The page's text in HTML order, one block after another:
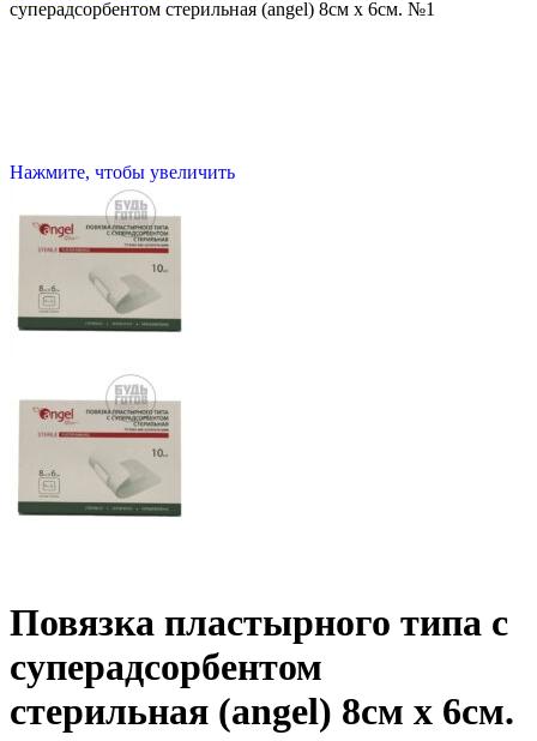
суперадсорбентом стерильная (angel) 8см х 6см. №1
Нажмите, чтобы увеличить
Повязка пластырного типа с
суперадсорбентом
стерильная (angel) 8см х 6см.